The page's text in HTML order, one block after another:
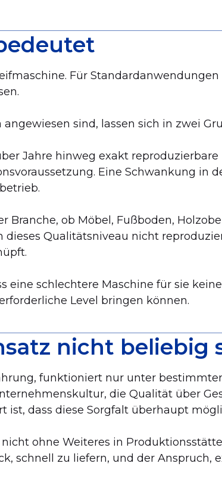
Für
sind, lassen sich in zwei
Jahre hinweg exakt
Eine Schwankung in
Branche, ob Möbel, Fußboden,
dieses Qualitätsniveau nicht
eine schlechtere Maschine für sie
Level bringen können.
nicht beliebig
funktioniert nur unter
die Qualität über
ist, dass diese Sorgfalt überhaupt
ohne Weiteres in
schnell zu liefern, und der Anspruch,